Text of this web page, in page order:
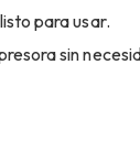
para usar.
sin